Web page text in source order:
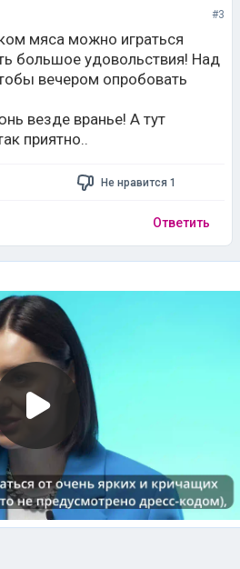
#3
мяса можно играться
большое удовольствия! Над
вечером опробовать
везде вранье! А тут
приятно..
Не нравится 1
Ответить